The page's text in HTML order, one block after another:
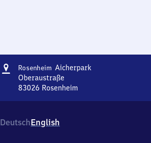
Adresse
Rosenheim Aicherpark
Oberaustraße
83026 Rosenheim
Oberaustraße,
8
DeutschEnglish